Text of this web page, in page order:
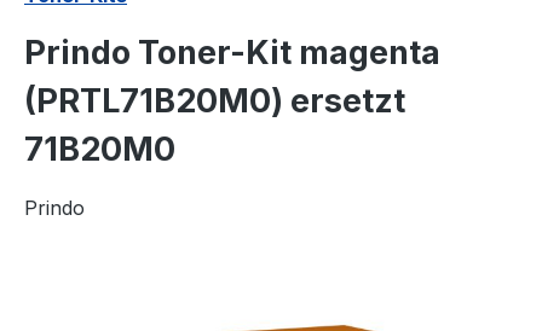
Prindo Toner-Kit magenta
(PRTL71B20M0) ersetzt
71B20M0
Prindo